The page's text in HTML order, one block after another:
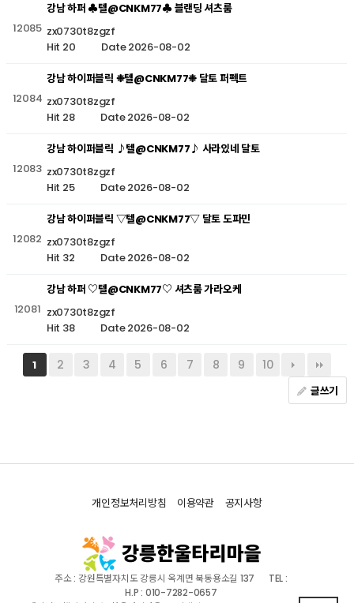
12085
강남 하퍼 ♣텔@CNKM77♣ 블랜딩 셔츠룸
zx0730t8zgzf
Hit 20 Date 2026-08-02
12084
강남 하이퍼블릭 ❉텔@CNKM77❉ 달토 퍼펙트
zx0730t8zgzf
Hit 28 Date 2026-08-02
12083
강남 하이퍼블릭 ♪텔@CNKM77♪ 사라있네 달토
zx0730t8zgzf
Hit 25 Date 2026-08-02
12082
강남 하이퍼블릭 ▽텔@CNKM77▽ 달토 도파민
zx0730t8zgzf
Hit 32 Date 2026-08-02
12081
강남 하퍼 ♡텔@CNKM77♡ 셔츠룸 가라오케
zx0730t8zgzf
Hit 38 Date 2026-08-02
1 2 3 4 5 6 7 8 9 10
글쓰기
개인정보처리방침 이용약관 공지사항
주소 : 강원특별자치도 강릉시 옥계면 북동용소길 137
TEL :
H.P : 010-7282-0657